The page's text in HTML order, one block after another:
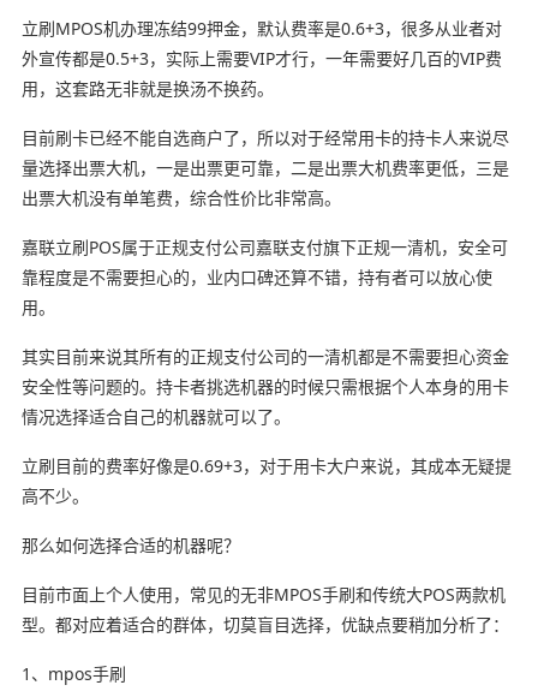
立刷MPOS机办理冻结99押金，默认费率是0.6+3，很多从业者对
外宣传都是0.5+3，实际上需要VIP才行，一年需要好几百的VIP费
用，这套路无非就是换汤不换药。
目前刷卡已经不能自选商户了，所以对于经常用卡的持卡人来说尽
量选择出票大机，一是出票更可靠，二是出票大机费率更低，三是
出票大机没有单笔费，综合性价比非常高。
嘉联立刷POS属于正规支付公司嘉联支付旗下正规一清机，安全可
靠程度是不需要担心的，业内口碑还算不错，持有者可以放心使
用。
其实目前来说其所有的正规支付公司的一清机都是不需要担心资金
安全性等问题的。持卡者挑选机器的时候只需根据个人本身的用卡
情况选择适合自己的机器就可以了。
立刷目前的费率好像是0.69+3，对于用卡大户来说，其成本无疑提
高不少。
那么如何选择合适的机器呢？
目前市面上个人使用，常见的无非MPOS手刷和传统大POS两款机
型。都对应着适合的群体，切莫盲目选择，优缺点要稍加分析了：
1、mpos手刷